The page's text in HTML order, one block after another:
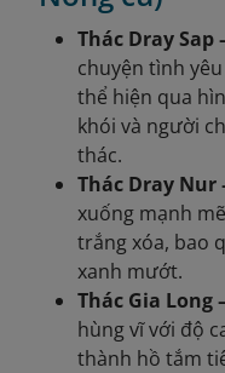
Thác Dray Sap
chuyện tình
thể hiện qua
khói và người
thác.
Thác Dray Nur
xuống mạnh
trắng xóa, bao
xanh mướt.
Thác Gia Long
hùng vĩ với độ
thành hồ tắm